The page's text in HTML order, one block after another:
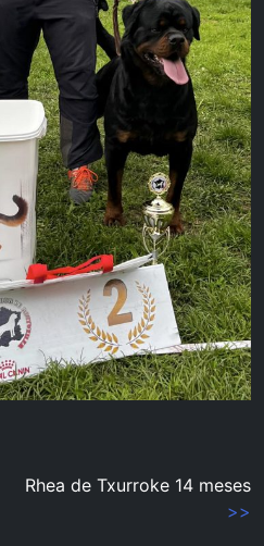
Rhea de Txurroke 14 meses
>>